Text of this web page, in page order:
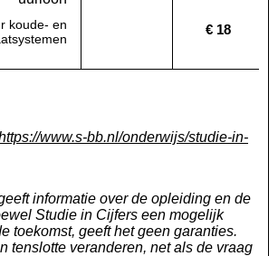
koude- en
Geen waarde bekendLandelijk
€ 18
www.s-bb.nl/onderwijs/studie-in-
informatie over de opleiding en de
Studie in Cijfers een mogelijk
toekomst, geeft het geen garanties.
tenslotte veranderen, net als de vraag